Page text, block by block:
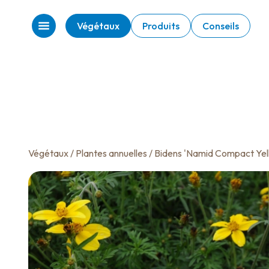
Végétaux Produits Conseils
Végétaux/ Plantes annuelles / Bidens 'Namid Compact